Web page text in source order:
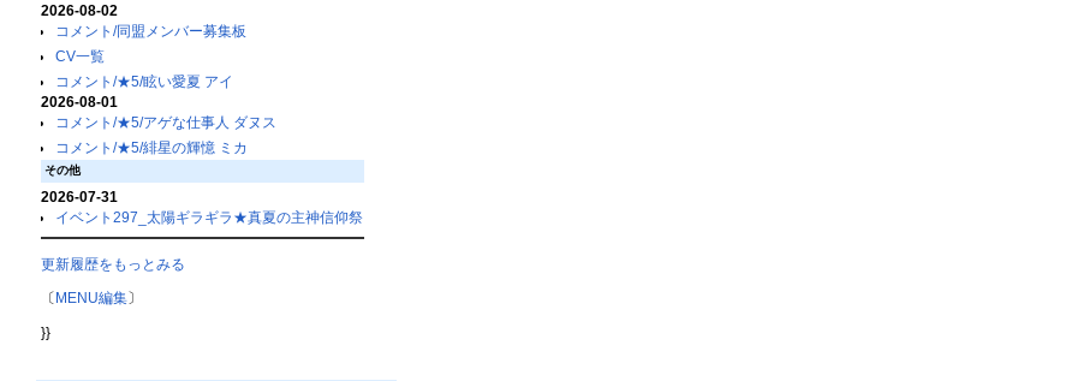
2026-08-02
コメント/同盟メンバー募集板
CV一覧
コメント/★5/眩い愛夏 アイ
2026-08-01
コメント/★5/アゲな仕事人 ダヌス
コメント/★5/緋星の輝憶 ミカ
その他
2026-07-31
イベント297_太陽ギラギラ★真夏の主神信仰祭
更新履歴をもっとみる
〔 MENU編集〕
}}